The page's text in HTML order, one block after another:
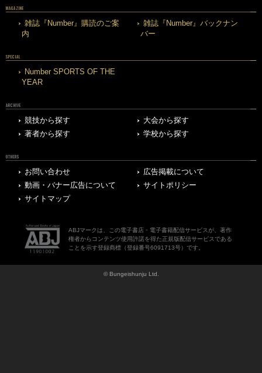
MAGAZINE
雑誌『Number』購読のご案
内
雑誌『Number』バックナン
バー
SPECIAL
Number SPORTS OF THE
YEAR
ARCHIVE
競技から探す
大会から探す
著者から探す
学校から探す
OTHERS
お問い合わせ
広告掲載について
動画・バナー広告について
サイトポリシー
サイトマップ
ABJマークは、この電子書店・電子書籍配信サービスが、著作
権者からコンテンツ使用許諾を得た正規版配信サービスである
ことを示す登録商標（登録番号6091713号）です。
© Bungeishunju Ltd.